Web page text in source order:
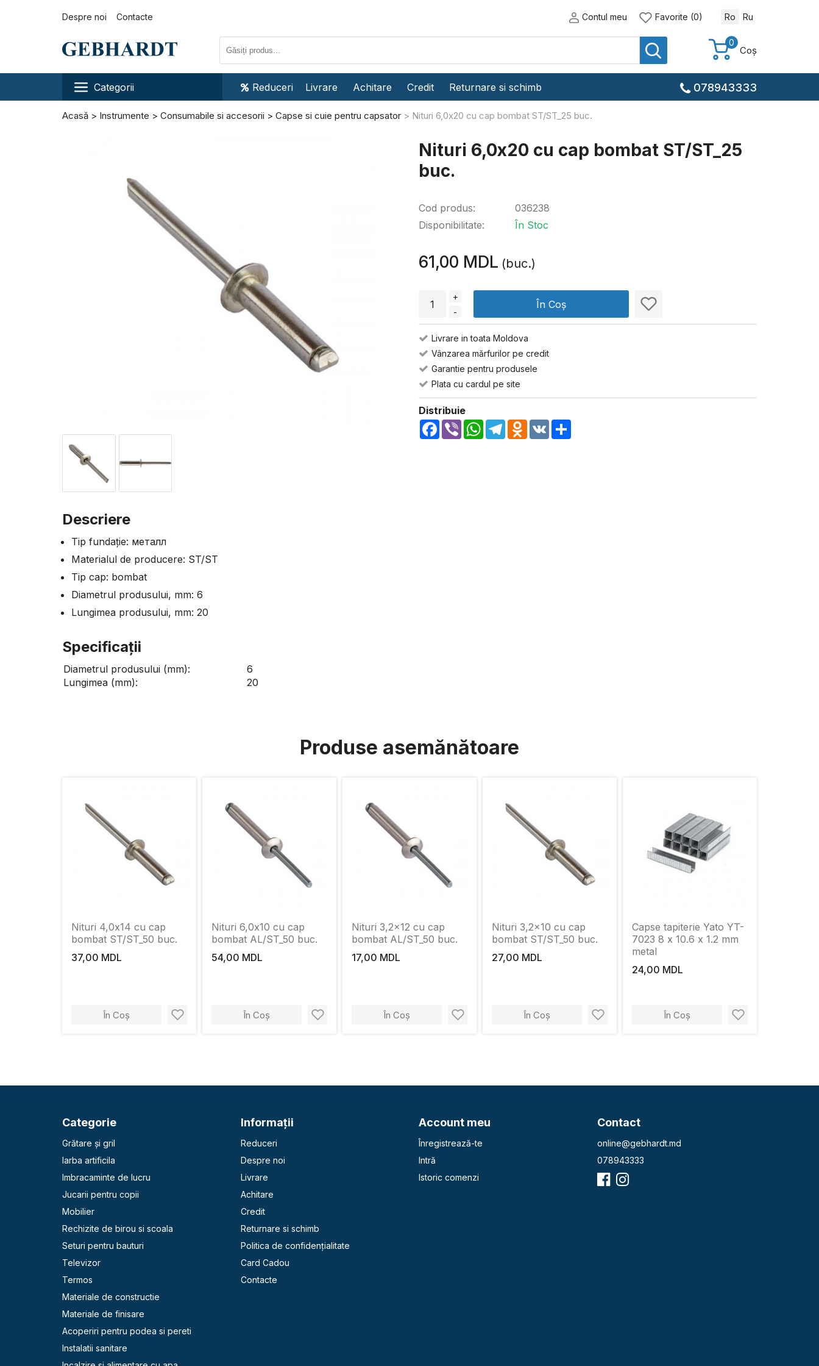
Despre noi Contacte Contul meu Favorite (0) Ro Ru
0
Coș
Categorii Reduceri Livrare Achitare Credit Returnare si schimb 078943333
Acasă Instrumente Consumabile si accesorii Capse si cuie pentru capsator Nituri 6,0x20 cu cap bombat ST/ST_25 buc.
Descriere
Tip fundație: металл
Materialul de producere: ST/ST
Tip cap: bombat
Diametrul produsului, mm: 6
Lungimea produsului, mm: 20
Specificaţii
Diametrul produsului (mm):
6
Lungimea (mm):
20
Nituri 6,0x20 cu cap bombat ST/ST_25
buc.
Cod produs:
Disponibilitate:
036238
În Stoc
61,00 MDL (buc.)
+
-
În Coș
Livrare in toata Moldova
Vânzarea mărfurilor pe credit
Garantie pentru produsele
Plata cu cardul pe site
Distribuie
Facebook
Viber WhatsApp
TelegramOdnoklassniki
VK
Produse asemănătoare
Nituri 4,0x14 cu cap
bombat ST/ST_50 buc.
37,00 MDL
În Coș
Nituri 6,0x10 cu cap
bombat AL/ST_50 buc.
54,00 MDL
În Coș
Nituri 3,2x12 cu cap
bombat AL/ST_50 buc.
17,00 MDL
În Coș
Nituri 3,2x10 cu cap
bombat ST/ST_50 buc.
27,00 MDL
În Coș
Capse tapiterie Yato YT-
7023 8 x 10.6 x 1.2 mm
metal
24,00 MDL
În Coș
Categorie
Grătare și gril
Iarba artificila
Imbracaminte de lucru
Jucarii pentru copii
Mobilier
Rechizite de birou si scoala
Seturi pentru bauturi
Televizor
Termos
Materiale de constructie
Materiale de finisare
Acoperiri pentru podea si pereti
Instalatii sanitare
Informaţii
Reduceri
Despre noi
Livrare
Achitare
Credit
Returnare si schimb
Politica de confidențialitate
Card Cadou
Contacte
Account meu
Înregistrează-te
Intră
Istoric comenzi
Contact
online@gebhardt.md
078943333